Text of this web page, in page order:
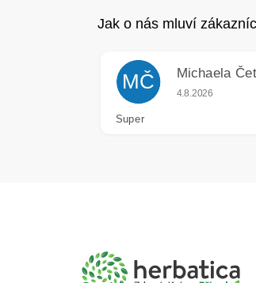
MČ Hodnocení
4.8.2026
Super